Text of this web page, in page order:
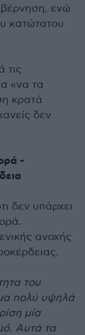
ενώ
κατώτατου
τις
«να τα
κρατά
δεν
-
δεν υπάρχει
ανοχής
του
πολύ υψηλά
μία
Αυτά τα